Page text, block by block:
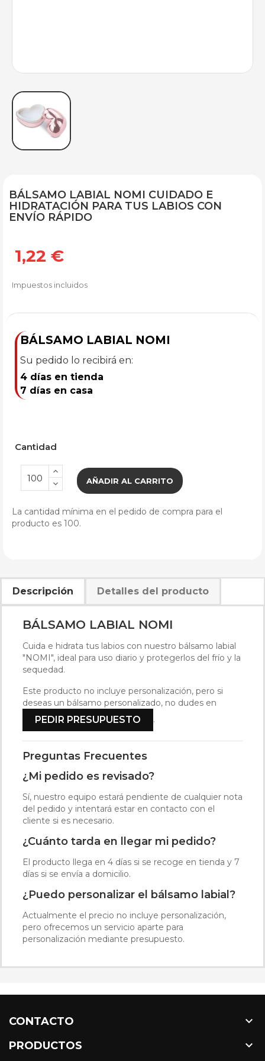
BÁLSAMO LABIAL NOMI CUIDADO E
HIDRATACIÓN PARA TUS LABIOS CON
ENVÍO RÁPIDO
1,22 €
Impuestos incluidos
BÁLSAMO LABIAL NOMI
Su pedido lo recibirá en:
4 días en tienda
7 días en casa
Cantidad
AÑADIR AL CARRITO
La cantidad mínima en el pedido de compra para el
producto es 100.
Descripción Detalles del producto
BÁLSAMO LABIAL NOMI
Cuida e hidrata tus labios con nuestro bálsamo labial
"NOMI", ideal para uso diario y protegerlos del frío y la
sequedad.
Este producto no incluye personalización, pero si
deseas un bálsamo personalizado, no dudes en
PEDIR PRESUPUESTO .
Preguntas Frecuentes
¿Mi pedido es revisado?
Sí, nuestro equipo estará pendiente de cualquier nota
del pedido y intentará estar en contacto con el
cliente si es necesario.
¿Cuánto tarda en llegar mi pedido?
El producto llega en 4 días si se recoge en tienda y 7
días si se envía a domicilio.
¿Puedo personalizar el bálsamo labial?
Actualmente el precio no incluye personalización,
pero ofrecemos un servicio aparte para
personalización mediante presupuesto.
CONTACTO 
PRODUCTOS 